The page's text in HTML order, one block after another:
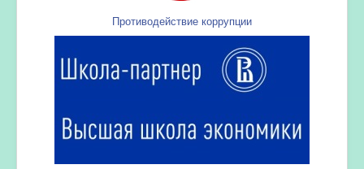
Противодействие коррупции